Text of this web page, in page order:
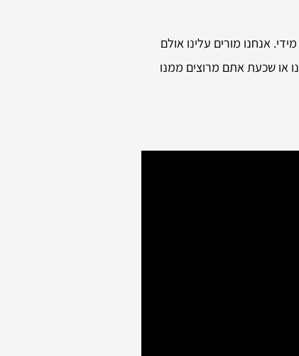
אנחנו מורים עלינו אולם
או שכעת אתם מרוצים ממנו